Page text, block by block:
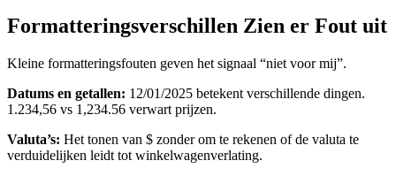
Formatteringsverschillen Zien er Fout uit
Kleine formatteringsfouten geven het signaal “niet voor mij”.
Datums en getallen: 12/01/2025 betekent verschillende dingen.
1.234,56 vs 1,234.56 verwart prijzen.
Valuta’s: Het tonen van $ zonder om te rekenen of de valuta te
verduidelijken leidt tot winkelwagenverlating.